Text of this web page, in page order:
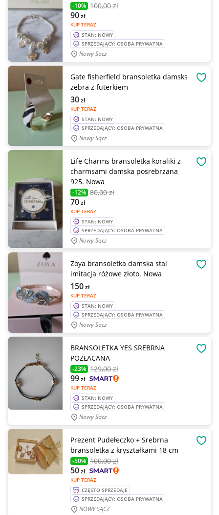
-10% 100,00 zł
KUP TERAZ
90zł
STAN: NOWY
SPRZEDAJĄCY: OSOBA PRYWATNA
Nowy Sącz
Gate fisherfield bransoletka damsks
zebra z futerkiem
KUP TERAZ
30zł
STAN: NOWY
SPRZEDAJĄCY: OSOBA PRYWATNA
Nowy Sącz
Life Charms bransoletka koraliki z
charmsami damska posrebrzana
925. Nowa
-12% 80,00 zł
KUP TERAZ
70zł
STAN: NOWY
SPRZEDAJĄCY: OSOBA PRYWATNA
Nowy Sącz
Zoya bransoletka damska stal
imitacja różowe złoto. Nowa
KUP TERAZ
150zł
STAN: NOWY
SPRZEDAJĄCY: OSOBA PRYWATNA
Nowy Sącz
BRANSOLETKA YES SREBRNA
POZŁACANA
-23% 129,00 zł
KUP TERAZ
99zł
STAN: NOWY
SPRZEDAJĄCY: OSOBA PRYWATNA
Nowy Sącz
Prezent Pudełeczko + Srebrna
bransoletka z kryształkami 18 cm
-50% 100,00 zł
KUP TERAZ
50zł
CZĘSTO SPRZEDAJE
SPRZEDAJĄCY: OSOBA PRYWATNA
NOWY SĄCZ